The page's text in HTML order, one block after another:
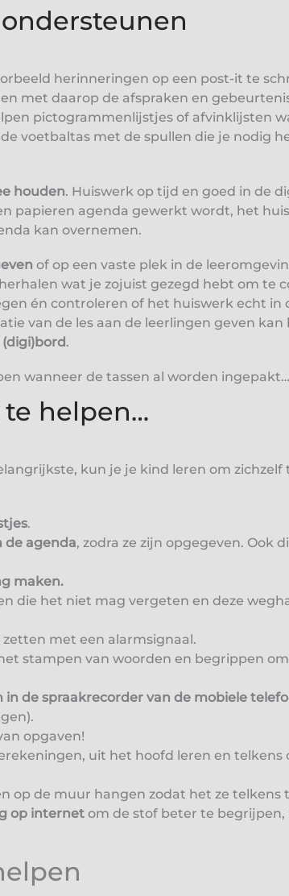
herinneringen op een post-it te
met daarop de afspraken en
pictogrammenlijstjes of afvinklijsten
voetbaltas met de spullen die je nodig
houden. Huiswerk op tijd en goed in de
papieren agenda gewerkt wordt, het
kan overnemen.
of op een vaste plek in de
wat je zojuist gezegd hebt om te
én controleren of het huiswerk echt in
van de les aan de leerlingen geven kan
.
wanneer de tassen al worden ingepakt…
te helpen…
kun je je kind leren om zichzelf
.
de agenda, zodra ze zijn opgegeven. Ook
maken.
die het niet mag vergeten en deze
zetten met een alarmsignaal.
stampen van woorden en begrippen
in de spraakrecorder van de mobiele
opgaven!
uit het hoofd leren en telkens
op de muur hangen zodat het ze telkens
op internet om de stof beter te begrijpen,